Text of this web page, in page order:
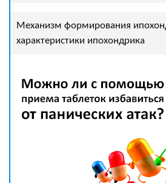
Механизм формирования
характеристики ипохондрика